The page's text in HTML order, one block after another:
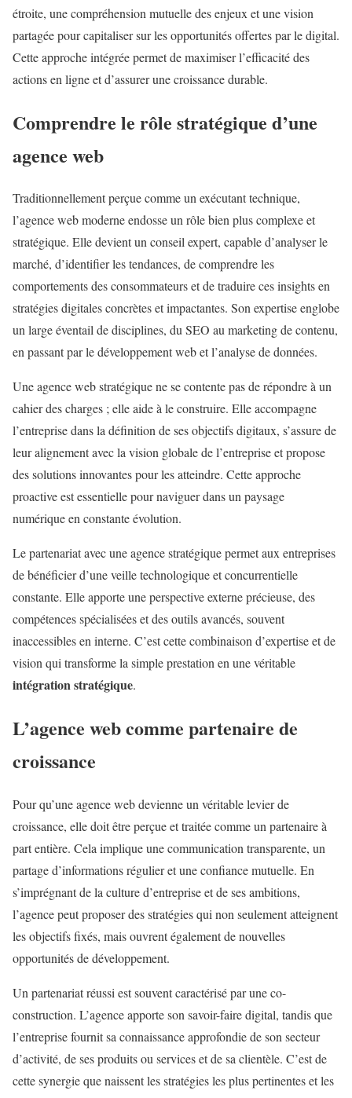
étroite, une compréhension mutuelle des enjeux et une vision
partagée pour capitaliser sur les opportunités offertes par le digital.
Cette approche intégrée permet de maximiser l’efficacité des
actions en ligne et d’assurer une croissance durable.
Comprendre le rôle stratégique d’une
agence web
Traditionnellement perçue comme un exécutant technique,
l’agence web moderne endosse un rôle bien plus complexe et
stratégique. Elle devient un conseil expert, capable d’analyser le
marché, d’identifier les tendances, de comprendre les
comportements des consommateurs et de traduire ces insights en
stratégies digitales concrètes et impactantes. Son expertise englobe
un large éventail de disciplines, du SEO au marketing de contenu,
en passant par le développement web et l’analyse de données.
Une agence web stratégique ne se contente pas de répondre à un
cahier des charges ; elle aide à le construire. Elle accompagne
l’entreprise dans la définition de ses objectifs digitaux, s’assure de
leur alignement avec la vision globale de l’entreprise et propose
des solutions innovantes pour les atteindre. Cette approche
proactive est essentielle pour naviguer dans un paysage
numérique en constante évolution.
Le partenariat avec une agence stratégique permet aux entreprises
de bénéficier d’une veille technologique et concurrentielle
constante. Elle apporte une perspective externe précieuse, des
compétences spécialisées et des outils avancés, souvent
inaccessibles en interne. C’est cette combinaison d’expertise et de
vision qui transforme la simple prestation en une véritable
intégration stratégique.
L’agence web comme partenaire de
croissance
Pour qu’une agence web devienne un véritable levier de
croissance, elle doit être perçue et traitée comme un partenaire à
part entière. Cela implique une communication transparente, un
partage d’informations régulier et une confiance mutuelle. En
s’imprégnant de la culture d’entreprise et de ses ambitions,
l’agence peut proposer des stratégies qui non seulement atteignent
les objectifs fixés, mais ouvrent également de nouvelles
opportunités de développement.
Un partenariat réussi est souvent caractérisé par une co-
construction. L’agence apporte son savoir-faire digital, tandis que
l’entreprise fournit sa connaissance approfondie de son secteur
d’activité, de ses produits ou services et de sa clientèle. C’est de
cette synergie que naissent les stratégies les plus pertinentes et les